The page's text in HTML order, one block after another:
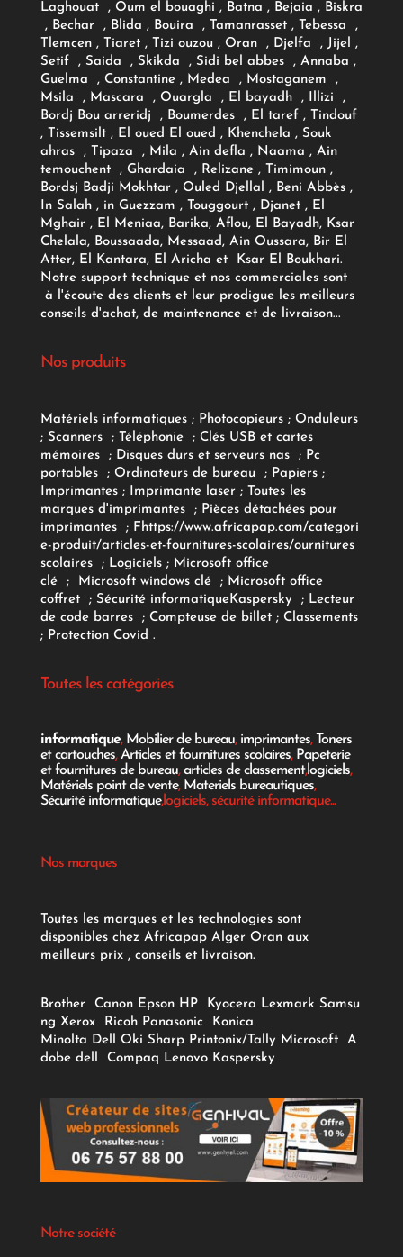
Laghouat , Oum el bouaghi , Batna , Bejaia , Biskra
, Bechar , Blida , Bouira , Tamanrasset , Tebessa ,
Tlemcen , Tiaret , Tizi ouzou , Oran , Djelfa , Jijel ,
Setif , Saida , Skikda , Sidi bel abbes , Annaba ,
Guelma , Constantine , Medea , Mostaganem ,
Msila , Mascara , Ouargla , El bayadh , Illizi ,
Bordj Bou arreridj , Boumerdes , El taref , Tindouf
, Tissemsilt , El oued El oued , Khenchela , Souk
ahras , Tipaza , Mila , Ain defla , Naama , Ain
temouchent , Ghardaia , Relizane , Timimoun ,
Bordsj Badji Mokhtar , Ouled Djellal , Beni Abbès ,
In Salah , in Guezzam , Touggourt , Djanet , El
Mghair , El Meniaa, Barika, Aflou, El Bayadh, Ksar
Chelala, Boussaada, Messaad, Ain Oussara, Bir El
Atter, El Kantara, El Aricha et Ksar El Boukhari.
Notre support technique et nos commerciales sont
à l'écoute des clients et leur prodigue les meilleurs
conseils d'achat, de maintenance et de livraison...
Nos produits
Matériels informatiques; Photocopieurs; Onduleurs
; Scanners ; Téléphonie ; Clés USB et cartes
mémoires
; Disques durs et serveurs nas ; Pc
portables
; Ordinateurs de bureau ; Papiers;
Imprimantes;Imprimante laser; Toutes les
marques d'imprimantes
; Pièces détachées pour
imprimantes
; Fhttps://www.africapap.com/categori
e-produit/articles-et-fournitures-scolaires/ournitures
scolaires; Logiciels ; Microsoft office
clé
; Microsoft windows clé; Microsoft office
coffret ; Sécurité informatiqueKaspersky ; Lecteur
de code barres
; Compteuse de billet; Classements
; Protection Covid .
Toutes les catégories
informatique, Mobilier de bureau, imprimantes, Toners
et cartouches,Articles et fournitures scolaires, Papeterie
et fournitures de bureau,articles de classement,logiciels,
Matériels point de vente, Materiels bureautiques,
Sécurité informatique,logiciels, sécurité informatique...
Nos marques
Toutes les marques et les technologies sont
disponibles chez Africapap Alger Oran aux
meilleurs prix , conseils et livraison.
Brother Canon Epson HP Kyocera Lexmark Samsu
ng Xerox Ricoh Panasonic
Konica
Minolta Dell Oki Sharp Printonix/Tally Microsoft
A
dobe dell Compaq Lenovo Kaspersky
Notre société